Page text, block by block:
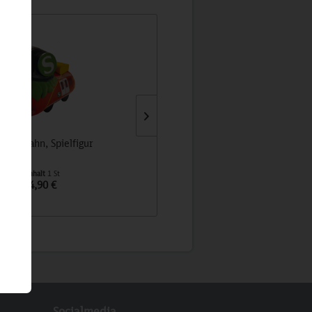
S-Bahn, Spielfigur
Inhalt 1 St
4,90 €